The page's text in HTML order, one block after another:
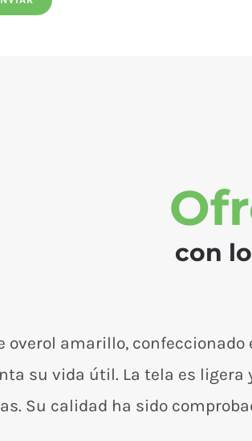
con
overol amarillo,
su vida útil. La tela es
Su calidad ha sido